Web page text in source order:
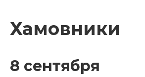
Хамовники
8 сентября